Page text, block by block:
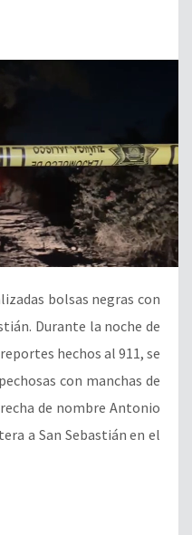
bolsas negras con
Durante la noche de
hechos al 911, se
con manchas de
de nombre Antonio
a San Sebastián en el